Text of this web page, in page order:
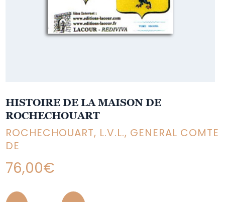
HISTOIRE DE LA MAISON DE
ROCHECHOUART
ROCHECHOUART, L.V.L., GENERAL COMTE
DE
76,00€
Quantity